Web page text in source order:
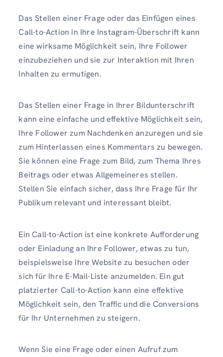
Das Stellen einer Frage oder das Einfügen eines
Call-to-Action in Ihre Instagram-Überschrift kann
eine wirksame Möglichkeit sein, Ihre Follower
einzubeziehen und sie zur Interaktion mit Ihren
Inhalten zu ermutigen.
Das Stellen einer Frage in Ihrer Bildunterschrift
kann eine einfache und effektive Möglichkeit sein,
Ihre Follower zum Nachdenken anzuregen und sie
zum Hinterlassen eines Kommentars zu bewegen.
Sie können eine Frage zum Bild, zum Thema Ihres
Beitrags oder etwas Allgemeineres stellen.
Stellen Sie einfach sicher, dass Ihre Frage für Ihr
Publikum relevant und interessant bleibt.
Ein Call-to-Action ist eine konkrete Aufforderung
oder Einladung an Ihre Follower, etwas zu tun,
beispielsweise Ihre Website zu besuchen oder
sich für Ihre E-Mail-Liste anzumelden. Ein gut
platzierter Call-to-Action kann eine effektive
Möglichkeit sein, den Traffic und die Conversions
für Ihr Unternehmen zu steigern.
Wenn Sie eine Frage oder einen Aufruf zum